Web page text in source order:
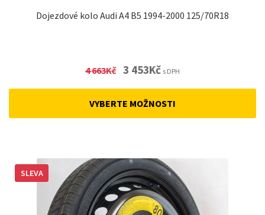
Dojezdové kolo Audi A4 B5 1994-2000 125/70R18
4 663Kč Original
3 453KčCurrent
s DPH
VYBERTE MOŽNOSTI
SLEVA